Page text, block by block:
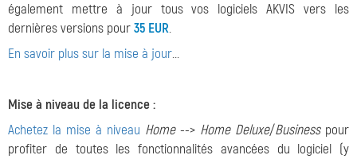
également mettre à jour tous vos logiciels AKVIS vers les
dernières versions pour35 EUR.
En savoir plus sur la mise à jour...
Mise à niveau de la licence :
Achetez la mise à niveau Home--> Home Deluxe/Businesspour
profiter de toutes les fonctionnalités avancées du logiciel (y